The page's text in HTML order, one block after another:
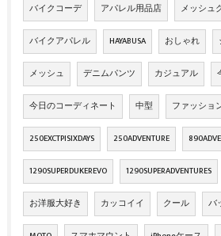
バイクコーデ アパレル用品店 メッシュ
バイクアパレル HAYABUSA おしゃれ
メッシュ デニムパンツ カジュアル
今日のコーディネート 中型 ファッショ
250EXCTPISIXDAYS 250ADVENTURE
1290SUPERDUKEREVO 1290SUPERADVENTURES
お洋服大好き カッコイイ クール バ